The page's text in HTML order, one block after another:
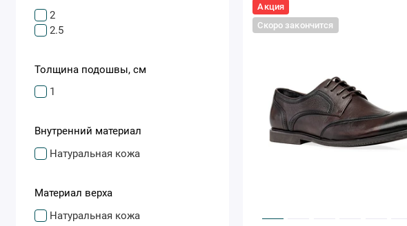
2
2.5
Толщина подошвы, см
1
Внутренний материал
Натуральная кожа
Материал верха
Натуральная кожа
Акция
Скоро закончится